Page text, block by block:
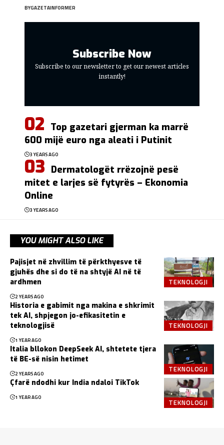
BYGAZETAINFORMER
Subscribe Now
Subscribe to our newsletter to get our newest articles
instantly!
Top gazetari gjerman ka marrë
600 mijë euro nga aleati i Putinit
3 YEARS AGO
Dermatologët rrëzojnë pesë
mitet e larjes së fytyrës – Ekonomia
Online
3 YEARS AGO
YOU MIGHT ALSO LIKE
TEKNOLOGJI
Pajisjet në zhvillim të përkthyesve të
gjuhës dhe si do të na shtyjë AI në të
ardhmen
2 YEARS AGO
TEKNOLOGJI
Historia e gabimit nga makina e shkrimit
tek AI, shpjegon jo-efikasitetin e
teknologjisë
1 YEAR AGO
TEKNOLOGJI
Italia bllokon DeepSeek AI, shtetete tjera
të BE-së nisin hetimet
2 YEARS AGO
TEKNOLOGJI
Çfarë ndodhi kur India ndaloi TikTok
1 YEAR AGO